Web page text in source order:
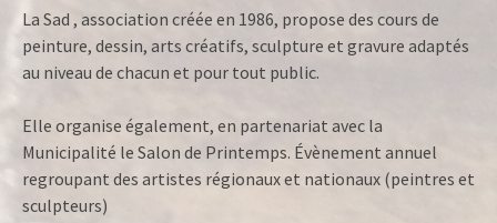
La Sad , association créée en 1986, propose des cours de
peinture, dessin, arts créatifs, sculpture et gravure adaptés
au niveau de chacun et pour tout public.
Elle organise également, en partenariat avec la
Municipalité le Salon de Printemps. Évènement annuel
regroupant des artistes régionaux et nationaux (peintres et
sculpteurs)